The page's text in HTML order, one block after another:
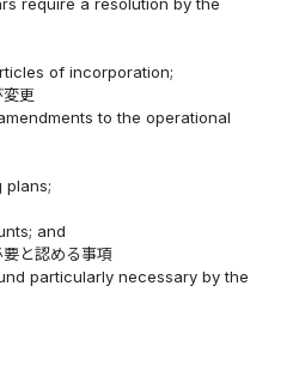
of incorporation;
更
to the operational
plans;
and
と認める事項
particularly necessary by the